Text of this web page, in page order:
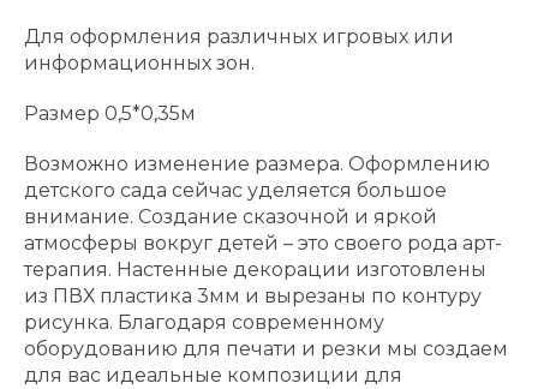
Для оформления различных игровых или
информационных зон.
Размер 0,5*0,35м
Возможно изменение размера. Оформлению
детского сада сейчас уделяется большое
внимание. Создание сказочной и яркой
атмосферы вокруг детей – это своего рода арт-
терапия. Настенные декорации изготовлены
из ПВХ пластика 3мм и вырезаны по контуру
рисунка. Благодаря современному
оборудованию для печати и резки мы создаем
для вас идеальные композиции для